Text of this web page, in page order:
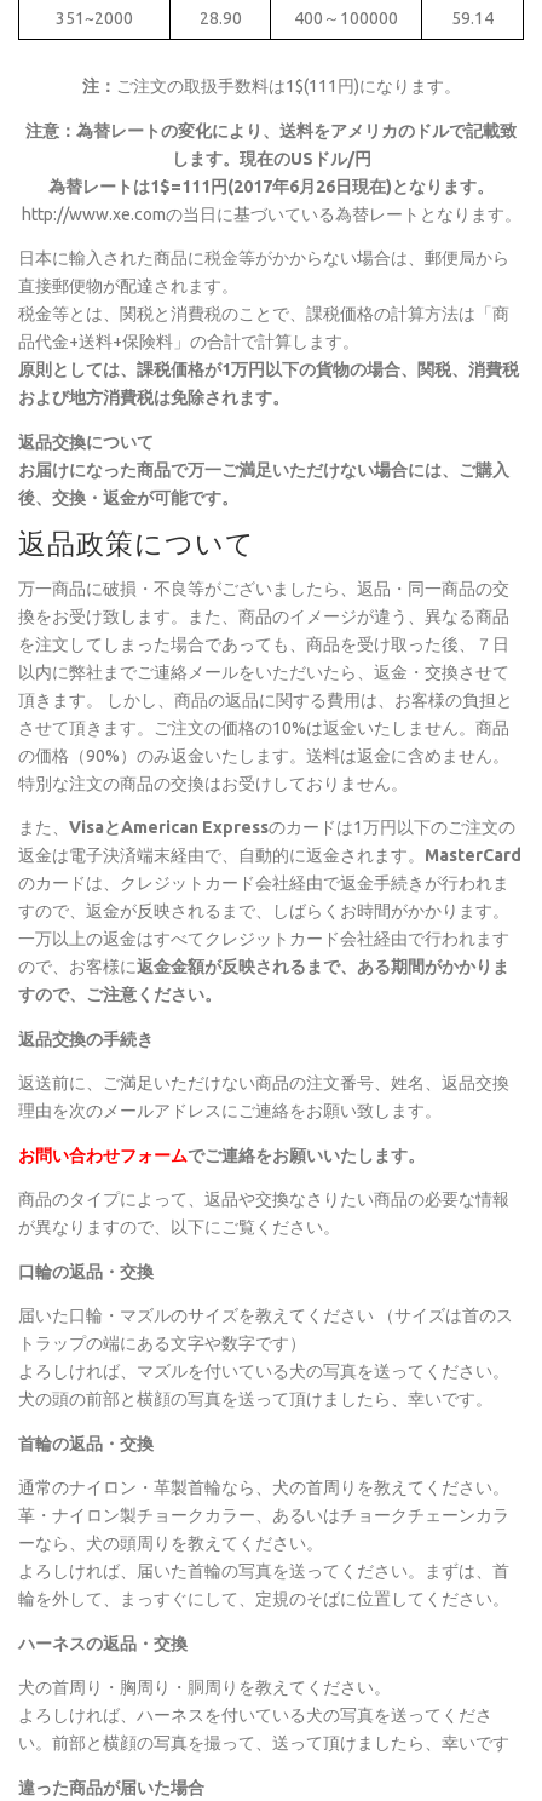
351~2000 28.90 400～100000 59.14
注： ご注文の取扱手数料は1$(111円)になります。
注意：為替レートの変化により、送料をアメリカのドルで記載致
します。現在のUSドル/円
為替レートは1$=111円(2017年6月26日現在)となります。
http://www.xe.comの当日に基づいている為替レートとなります。
日本に輸入された商品に税金等がかからない場合は、郵便局から
直接郵便物が配達されます。
税金等とは、関税と消費税のことで、課税価格の計算方法は「商
品代金+送料+保険料」の合計で計算します。
原則としては、課税価格が1万円以下の貨物の場合、関税、消費税
および地方消費税は免除されます。
返品交換について
お届けになった商品で万一ご満足いただけない場合には、ご購入
後、交換・返金が可能です。
返品政策について
万一商品に破損・不良等がございましたら、返品・同一商品の交
換をお受け致します。また、商品のイメージが違う、異なる商品
を注文してしまった場合であっても、商品を受け取った後、７日
以内に弊社までご連絡メールをいただいたら、返金・交換させて
頂きます。 しかし、商品の返品に関する費用は、お客様の負担と
させて頂きます。ご注文の価格の10%は返金いたしません。商品
の価格（90%）のみ返金いたします。送料は返金に含めません。
特別な注文の商品の交換はお受けしておりません。
また、 VisaとAmerican Expressのカードは1万円以下のご注文の
返金は電子決済端末経由で、自動的に返金されます。 MasterCard
のカードは、クレジットカード会社経由で返金手続きが行われま
すので、返金が反映されるまで、しばらくお時間がかかります。
一万以上の返金はすべてクレジットカード会社経由で行われます
ので、お客様に返金金額が反映されるまで、ある期間がかかりま
すので、ご注意ください。
返品交換の手続き
返送前に、ご満足いただけない商品の注文番号、姓名、返品交換
理由を次のメールアドレスにご連絡をお願い致します。
お問い合わせフォームでご連絡をお願いいたします。
商品のタイプによって、返品や交換なさりたい商品の必要な情報
が異なりますので、以下にご覧ください。
口輪の返品・交換
届いた口輪・マズルのサイズを教えてください （サイズは首のス
トラップの端にある文字や数字です）
よろしければ、マズルを付いている犬の写真を送ってください。
犬の頭の前部と横顔の写真を送って頂けましたら、幸いです。
首輪の返品・交換
通常のナイロン・革製首輪なら、犬の首周りを教えてください。
革・ナイロン製チョークカラー、あるいはチョークチェーンカラ
ーなら、犬の頭周りを教えてください。
よろしければ、届いた首輪の写真を送ってください。まずは、首
輪を外して、まっすぐにして、定規のそばに位置してください。
ハーネスの返品・交換
犬の首周り・胸周り・胴周りを教えてください。
よろしければ、ハーネスを付いている犬の写真を送ってくださ
い。前部と横顔の写真を撮って、送って頂けましたら、幸いです
違った商品が届いた場合